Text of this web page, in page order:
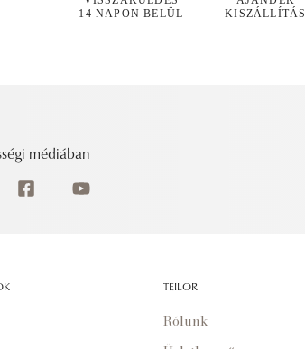
14 NAPON BELÜL
KISZÁLLÍTÁS
médiában
TEILOR
Rólunk